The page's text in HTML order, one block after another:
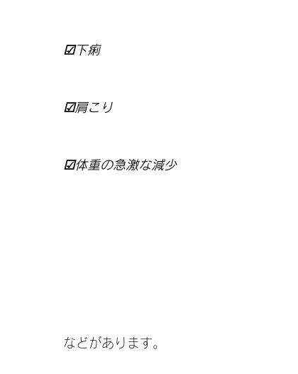
☑下痢
☑肩こり
☑体重の急激な減少
などがあります。